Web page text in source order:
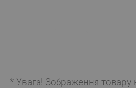
* Увага! Зображення товару